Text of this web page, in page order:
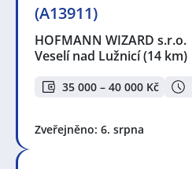
(A13911)
HOFMANN WIZARD s.r.o.
Veselí nad Lužnicí(14 km)
35 000 – 40 000 Kč
Zveřejněno: 6. srpna